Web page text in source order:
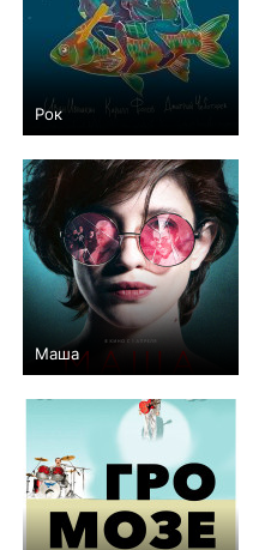
Рок
0
Маша
+1